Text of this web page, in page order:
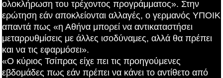
ολοκλήρωση του τρέχοντος προγράμματος». Στην
ερώτηση εάν αποκλείονται αλλαγές, ο γερμανός ΥΠΟΙΚ
απαντά πως «η Αθήνα μπορεί να αντικαταστήσει
μεταρρυθμίσεις με άλλες ισοδύναμες, αλλά θα πρέπει
και να τις εφαρμόσει».
«Ο κύριος Τσίπρας είχε πει τις προηγούμενες
εβδομάδες πως εάν πρέπει να κάνει το αντίθετο από